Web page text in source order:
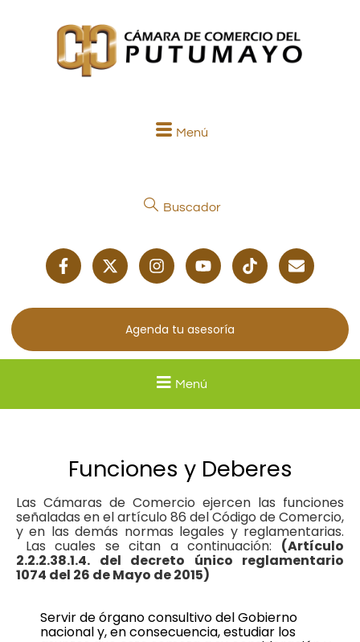
Menú
Buscador
Agenda tu asesoría
Menú
Funciones y Deberes
Las Cámaras de Comercio ejercen las funciones
señaladas en el artículo 86 del Código de Comercio,
y en las demás normas legales y reglamentarias.
Las cuales se citan a continuación: (Artículo
2.2.2.38.1.4. del decreto único reglamentario
1074 del 26 de Mayo de 2015)
Servir de órgano consultivo del Gobierno
nacional y, en consecuencia, estudiar los